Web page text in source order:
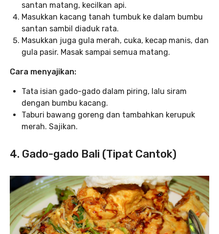
santan matang, kecilkan api.
Masukkan kacang tanah tumbuk ke dalam bumbu
santan sambil diaduk rata.
Masukkan juga gula merah, cuka, kecap manis, dan
gula pasir. Masak sampai semua matang.
Cara menyajikan:
Tata isian gado-gado dalam piring, lalu siram
dengan bumbu kacang.
Taburi bawang goreng dan tambahkan kerupuk
merah. Sajikan.
4. Gado-gado Bali (Tipat Cantok)